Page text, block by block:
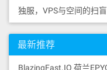
独服，VPS与空间的扫盲
最新推荐